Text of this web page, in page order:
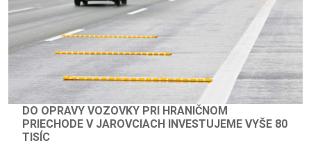
DO OPRAVY VOZOVKY PRI HRANIČNOM
PRIECHODE V JAROVCIACH INVESTUJEME VYŠE 80
TISÍC